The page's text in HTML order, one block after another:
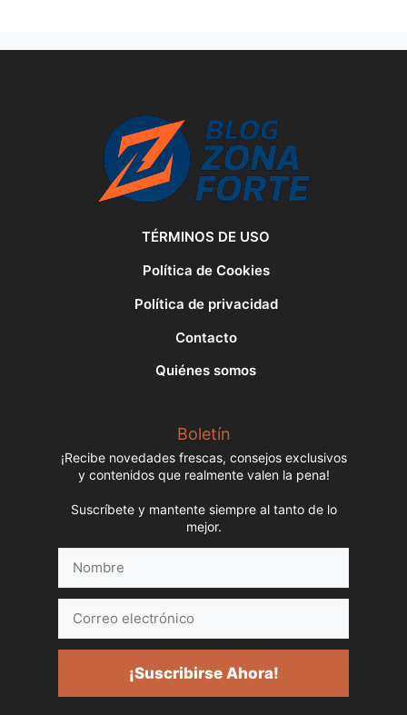
TÉRMINOS DE USO
Política de Cookies
Política de privacidad
Contacto
Quiénes somos
Boletín
¡Recibe novedades frescas, consejos exclusivos
y contenidos que realmente valen la pena!
Suscríbete y mantente siempre al tanto de lo
mejor.
electrónico
¡Suscribirse Ahora!